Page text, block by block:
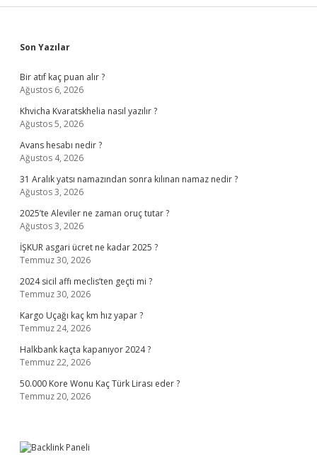
Sidebar
Son Yazılar
Bir atıf kaç puan alır ?
Ağustos 6, 2026
Khvicha Kvaratskhelia nasıl yazılır ?
Ağustos 5, 2026
Avans hesabı nedir ?
Ağustos 4, 2026
31 Aralık yatsı namazından sonra kılınan namaz nedir ?
Ağustos 3, 2026
2025’te Aleviler ne zaman oruç tutar ?
Ağustos 3, 2026
İŞKUR asgari ücret ne kadar 2025 ?
Temmuz 30, 2026
2024 sicil affı meclis’ten geçti mi ?
Temmuz 30, 2026
Kargo Uçağı kaç km hız yapar ?
Temmuz 24, 2026
Halkbank kaçta kapanıyor 2024 ?
Temmuz 22, 2026
50.000 Kore Wonu Kaç Türk Lirası eder ?
Temmuz 20, 2026